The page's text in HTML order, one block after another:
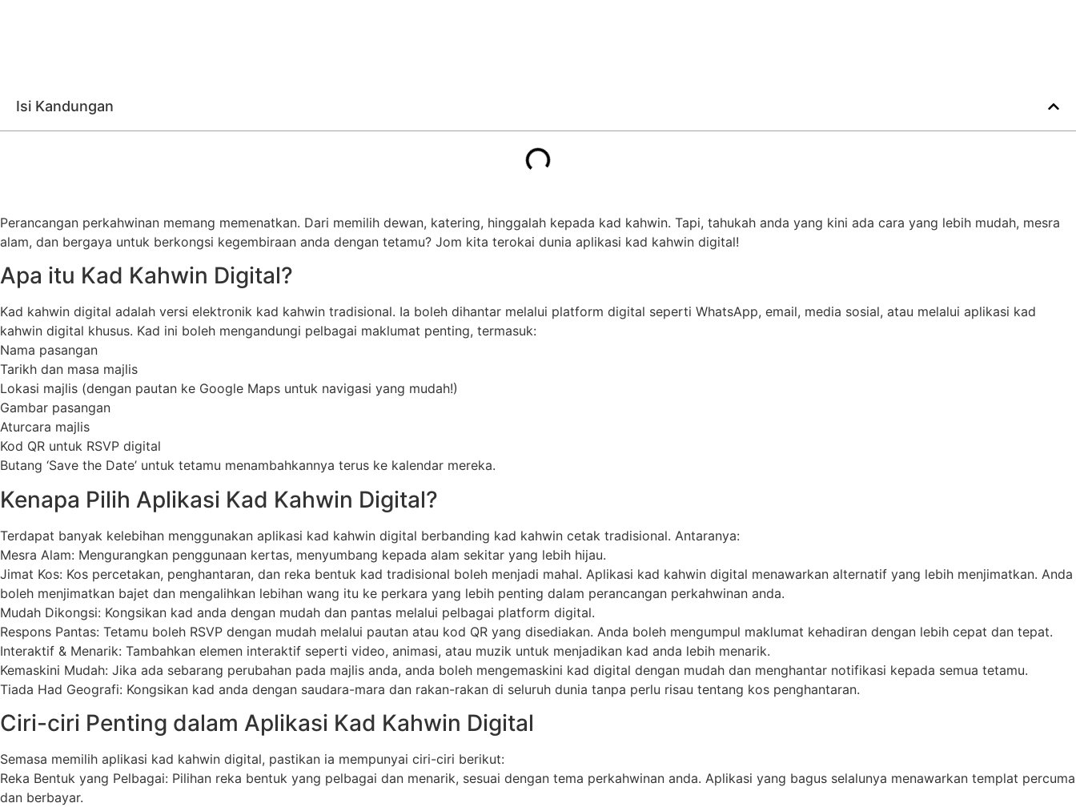
Isi Kandungan
Perancangan perkahwinan memang memenatkan. Dari memilih dewan, katering, hinggalah kepada kad kahwin. Tapi, tahukah anda yang kini ada cara yang lebih mudah, mesra
alam, dan bergaya untuk berkongsi kegembiraan anda dengan tetamu? Jom kita terokai dunia aplikasi kad kahwin digital!
Apa itu Kad Kahwin Digital?
Kad kahwin digital adalah versi elektronik kad kahwin tradisional. Ia boleh dihantar melalui platform digital seperti WhatsApp, email, media sosial, atau melalui aplikasi kad
kahwin digital khusus. Kad ini boleh mengandungi pelbagai maklumat penting, termasuk:
Nama pasangan
Tarikh dan masa majlis
Lokasi majlis (dengan pautan ke Google Maps untuk navigasi yang mudah!)
Gambar pasangan
Aturcara majlis
Kod QR untuk RSVP digital
Butang ‘Save the Date’ untuk tetamu menambahkannya terus ke kalendar mereka.
Kenapa Pilih Aplikasi Kad Kahwin Digital?
Terdapat banyak kelebihan menggunakan aplikasi kad kahwin digital berbanding kad kahwin cetak tradisional. Antaranya:
Mesra Alam: Mengurangkan penggunaan kertas, menyumbang kepada alam sekitar yang lebih hijau.
Jimat Kos: Kos percetakan, penghantaran, dan reka bentuk kad tradisional boleh menjadi mahal. Aplikasi kad kahwin digital menawarkan alternatif yang lebih menjimatkan. Anda
boleh menjimatkan bajet dan mengalihkan lebihan wang itu ke perkara yang lebih penting dalam perancangan perkahwinan anda.
Mudah Dikongsi: Kongsikan kad anda dengan mudah dan pantas melalui pelbagai platform digital.
Respons Pantas: Tetamu boleh RSVP dengan mudah melalui pautan atau kod QR yang disediakan. Anda boleh mengumpul maklumat kehadiran dengan lebih cepat dan tepat.
Interaktif & Menarik: Tambahkan elemen interaktif seperti video, animasi, atau muzik untuk menjadikan kad anda lebih menarik.
Kemaskini Mudah: Jika ada sebarang perubahan pada majlis anda, anda boleh mengemaskini kad digital dengan mudah dan menghantar notifikasi kepada semua tetamu.
Tiada Had Geografi: Kongsikan kad anda dengan saudara-mara dan rakan-rakan di seluruh dunia tanpa perlu risau tentang kos penghantaran.
Ciri-ciri Penting dalam Aplikasi Kad Kahwin Digital
Semasa memilih aplikasi kad kahwin digital, pastikan ia mempunyai ciri-ciri berikut:
Reka Bentuk yang Pelbagai: Pilihan reka bentuk yang pelbagai dan menarik, sesuai dengan tema perkahwinan anda. Aplikasi yang bagus selalunya menawarkan templat percuma
dan berbayar.